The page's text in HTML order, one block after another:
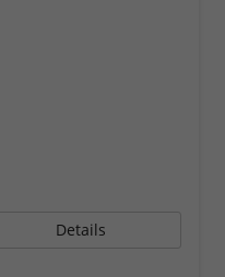
Details